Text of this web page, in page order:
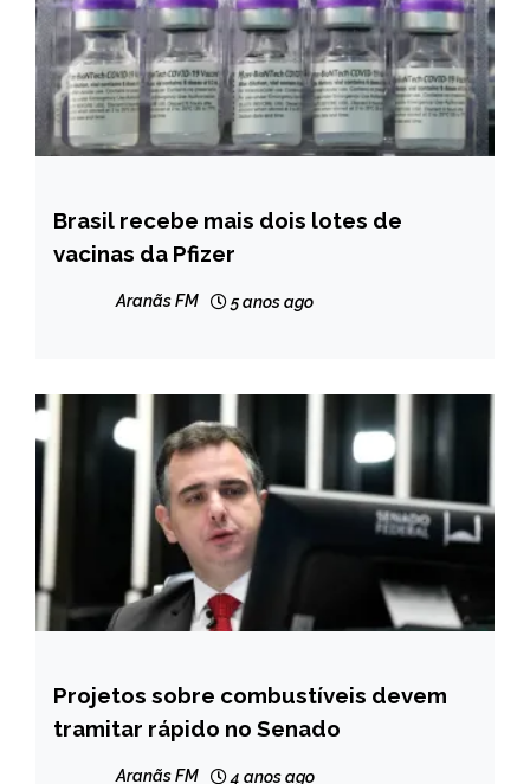
BRASIL
NOTÍCIAS
Brasil recebe mais dois lotes de
vacinas da Pfizer
Aranãs FM 5 anos ago
BRASIL
NOTÍCIAS
Projetos sobre combustíveis devem
tramitar rápido no Senado
Aranãs FM 4 anos ago